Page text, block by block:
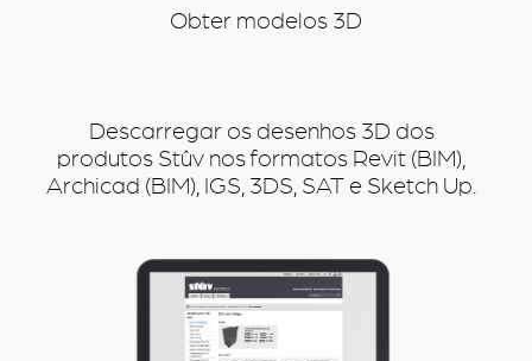
Obter modelos 3D
Descarregar os desenhos 3D dos
produtos Stûv nos formatos Revit (BIM),
Archicad (BIM), IGS, 3DS, SAT e Sketch Up.